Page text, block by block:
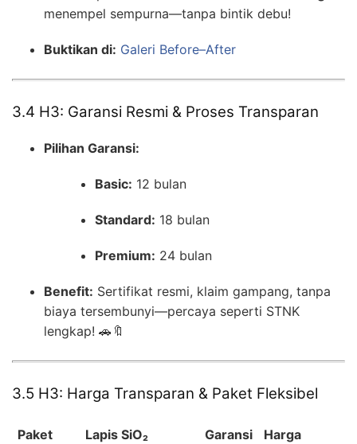
menempel sempurna—tanpa bintik debu!
Buktikan di: Galeri Before–After
3.4 H3: Garansi Resmi & Proses Transparan
Pilihan Garansi:
Basic: 12 bulan
Standard: 18 bulan
Premium: 24 bulan
Benefit: Sertifikat resmi, klaim gampang, tanpa
biaya tersembunyi—percaya seperti STNK
lengkap! 🚗🔖
3.5 H3: Harga Transparan & Paket Fleksibel
Paket Lapis SiO₂ Garansi Harga